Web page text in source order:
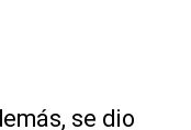
se dio